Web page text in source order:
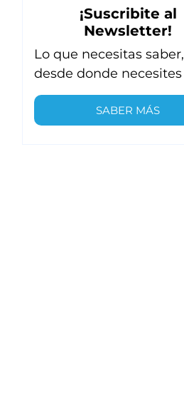
¡Suscribite al
Newsletter!
Lo que necesitas saber,
desde donde necesites
SABER MÁS